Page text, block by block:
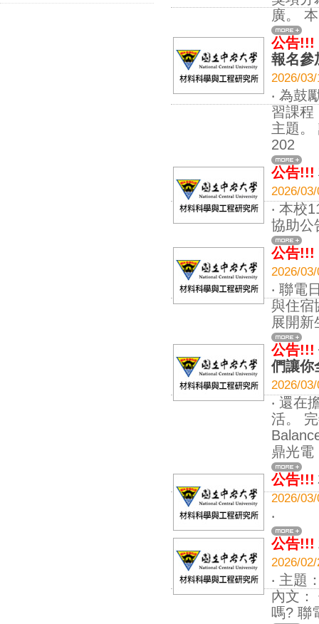
廣。
公告!!!
報名參
2026/
‧ 為鼓
習課程
主題
202
公告!!!
2026/
‧ 本校
協助公
公告!!!
2026/
‧ 聯電
與住宿
展開新
公告!!!
們讓你
2026/
‧ 還在
活。
鼎光電
公告!!!
2026/
‧
公告!!!
2026/
‧ 主題
內文：
嗎? 聯